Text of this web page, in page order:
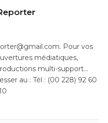
Pour vos
médiatiques,
multi-support…
au : Tél : (00 228) 92 60